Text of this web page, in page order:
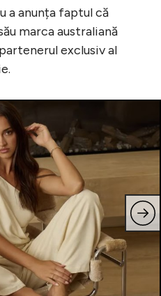
a anunța faptul că
marca australiană
exclusiv al